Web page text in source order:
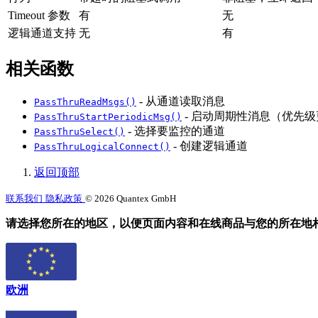
Timeout 参数
有
无
逻辑通道支持 无 有
相关函数
PassThruReadMsgs() - 从通道读取消息
PassThruStartPeriodicMsg() - 启动周期性消息（优先级
PassThruSelect() - 选择要监控的通道
PassThruLogicalConnect() - 创建逻辑通道
返回顶部
联系我们 隐私政策 © 2026 Quantex GmbH
请选择您所在的地区，以便页面内容和在线商品与您的所在地
欧洲